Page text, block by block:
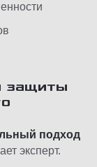
защиты
подход
эксперт.